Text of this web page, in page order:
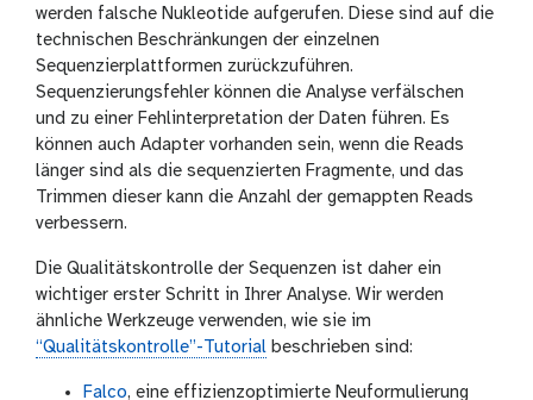
werden falsche Nukleotide aufgerufen. Diese sind auf die
technischen Beschränkungen der einzelnen
Sequenzierplattformen zurückzuführen.
Sequenzierungsfehler können die Analyse verfälschen
und zu einer Fehlinterpretation der Daten führen. Es
können auch Adapter vorhanden sein, wenn die Reads
länger sind als die sequenzierten Fragmente, und das
Trimmen dieser kann die Anzahl der gemappten Reads
verbessern.
Die Qualitätskontrolle der Sequenzen ist daher ein
wichtiger erster Schritt in Ihrer Analyse. Wir werden
ähnliche Werkzeuge verwenden, wie sie im
“Qualitätskontrolle”-Tutorial beschrieben sind:
Falco, eine effizienzoptimierte Neuformulierung